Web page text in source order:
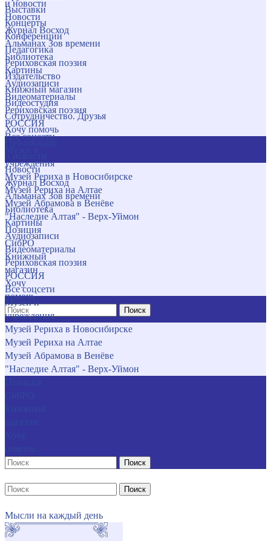
и новости
Новости
Журнал Восход
Альманах Зов времени
Библиотека
Картины
Аудиозаписи
Видеоматериалы
Рериховская поэзия
РОССИЯ
Все соцсети
учреждения
Музей Рериха в Новосибирске
Музей Рериха на Алтае
Музей Абрамова в Венёве
"Наследие Алтая" - Верх-Уймон
Позиция
СибРО
Книжный
магазин
Хочу
помочь
Поиск
Выставки
Концерты
Конференции
Педагогика
Рериховская поэзия
Издательство
Книжный магазин
Видеостудия
Сотрудничество. Друзья
Хочу помочь
Новости
Журнал Восход
Альманах Зов времени
Библиотека
Картины
Аудиозаписи
Видеоматериалы
Рериховская поэзия
РОССИЯ
Все соцсети
Музеи и
учреждения
Музей Рериха в Новосибирске
Музей Рериха на Алтае
Музей Абрамова в Венёве
"Наследие Алтая" - Верх-Уймон
Поиск
Поиск
Мысли на каждый день